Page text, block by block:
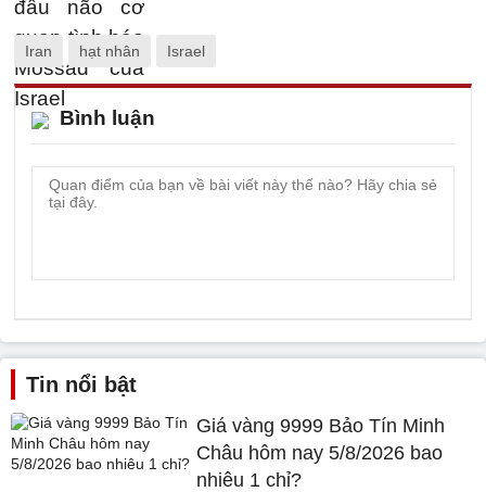
Iran hạt nhân Israel
Bình luận
Tin nổi bật
Giá vàng 9999 Bảo Tín Minh
Châu hôm nay 5/8/2026 bao
nhiêu 1 chỉ?